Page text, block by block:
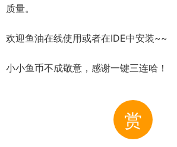
质量。
欢迎鱼油在线使用或者在IDE中安装~~
小小鱼币不成敬意，感谢一键三连哈！
赏